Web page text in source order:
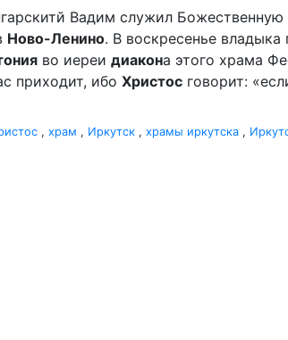
Вадим служил
Ново-Ленино. В воскресенье
во иереи диакона этого храма
приходит, ибо Христос говорит:
, храм , Иркутск , храмы иркутска ,